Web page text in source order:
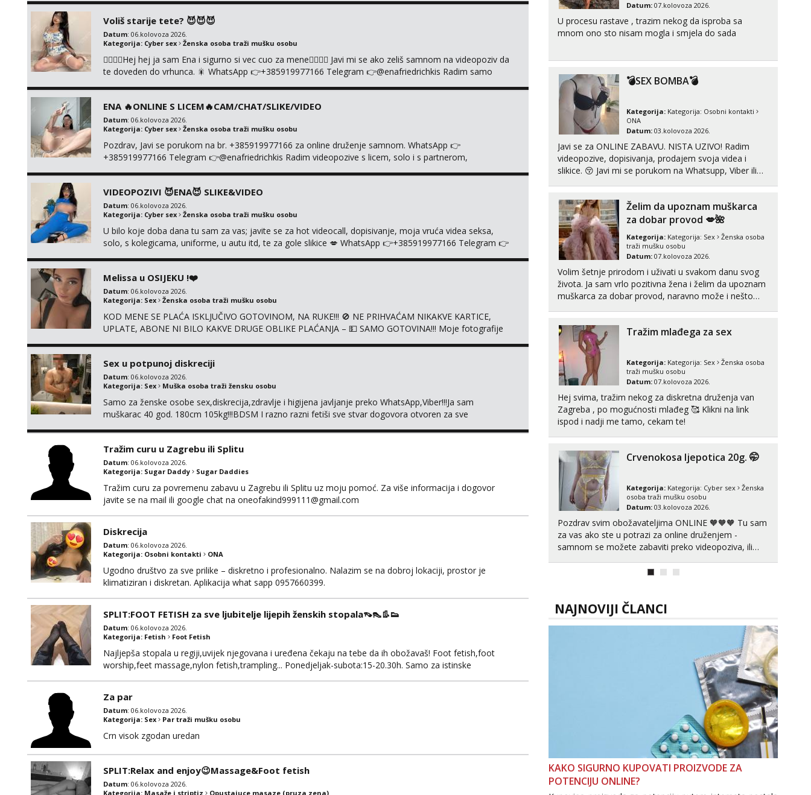
Voliš starije tete? 😈😈😈
Datum: 06.kolovoza 2026.
Kategorija: Cyber sex Ženska osoba traži mušku osobu
❤️‍🔥❤️‍🔥Hej hej ja sam Ena i sigurno si vec cuo za mene❤️‍🔥❤️‍🔥 Javi mi se ako zeliš samnom na videopoziv da
te doveden do vrhunca. 🎇 WhatsApp 👉+385919977166 Telegram 👉@enafriedrichkis Radim samo
ENA 🔥ONLINE S LICEM🔥CAM/CHAT/SLIKE/VIDEO
Datum: 06.kolovoza 2026.
Kategorija: Cyber sex Ženska osoba traži mušku osobu
Pozdrav, Javi se porukom na br. +385919977166 za online druženje samnom. WhatsApp 👉
+385919977166 Telegram 👉@enafriedrichkis Radim videopozive s licem, solo i s partnerom,
NIŠTA UŽI...
VIDEOPOZIVI 😈ENA😈 SLIKE&VIDEO
Datum: 06.kolovoza 2026.
Kategorija: Cyber sex Ženska osoba traži mušku osobu
U bilo koje doba dana tu sam za vas; javite se za hot videocall, dopisivanje, moja vruća videa seksa,
solo, s kolegicama, uniforme, u autu itd, te za gole slikice 💋 WhatsApp 👉+385919977166 Telegram 👉
Melissa u OSIJEKU !❤️
Datum: 06.kolovoza 2026.
Kategorija: Sex Ženska osoba traži mušku osobu
KOD MENE SE PLAĆA ISKLJUČIVO GOTOVINOM, NA RUKE!!! 🚫 NE PRIHVAĆAM NIKAKVE KARTICE,
UPLATE, ABONE NI BILO KAKVE DRUGE OBLIKE PLAĆANJA – 💵 SAMO GOTOVINA!!! Moje fotografije
Sex u potpunoj diskreciji
Datum: 06.kolovoza 2026.
Kategorija: Sex Muška osoba traži žensku osobu
Samo za ženske osobe sex,diskrecija,zdravlje i higijena javljanje preko WhatsApp,Viber!!!Ja sam
muškarac 40 god. 180cm 105kg!!!BDSM I razno razni fetiši sve stvar dogovora otvoren za sve
Tražim curu u Zagrebu ili Splitu
Datum: 06.kolovoza 2026.
Kategorija: Sugar Daddy Sugar Daddies
Tražim curu za povremenu zabavu u Zagrebu ili Splitu uz moju pomoć. Za više informacija i dogovor
javite se na mail ili google chat na oneofakind999111@gmail.com
Diskrecija
Datum: 06.kolovoza 2026.
Kategorija: Osobni kontakti ONA
Ugodno društvo za sve prilike – diskretno i profesionalno. Nalazim se na dobroj lokaciji, prostor je
klimatiziran i diskretan. Aplikacija what sapp 0957660399.
SPLIT:FOOT FETISH za sve ljubitelje lijepih ženskih stopala👡👠👢👟
Datum: 06.kolovoza 2026.
Kategorija: Fetish Foot Fetish
Najljepša stopala u regiji,uvijek njegovana i uređena čekaju na tebe da ih obožavaš! Foot fetish,foot
worship,feet massage,nylon fetish,trampling... Ponedjeljak-subota:15-20.30h. Samo za istinske
Za par
Datum: 06.kolovoza 2026.
Kategorija: Sex Par traži mušku osobu
Crn visok zgodan uredan
SPLIT:Relax and enjoy😉Massage&Foot fetish
Datum: 06.kolovoza 2026.
Kategorija: Masaže i striptiz Opustajuce masaze (pruza zena)
Čekam tvoj poziv!
Liliana
Čekam tvoj poziv!
Tel:
tel:0,93€ - mob:1,12€ min
Razgovaram :)
Tel: 064/677-677- Kod: #04
Biljana
Razgovaram :)
Tel: 064/677-677
- Kod: #132
tel:0,93€ - mob:1,12€ min
Vanesa
Razgovaram :)
tel:0,93€ - mob:1,12€ min
Obavijesti me kada se oslobodi
Čekam tvoj poziv!
tel:0,93€ - mob:1,12€ min
Ivančica
Tel: 064/677-677
- Kod: #108
tel:0,93€ - mob:1,12€ min
Anđela
Čekam tvoj poziv!
tel:0,93€ - mob:1,12€ min
Mira
Datum: 07.kolovoza 2026.
U procesu rastave , trazim nekog da isproba sa
mnom ono sto nisam mogla i smjela do sada
💣SEX BOMBA💣
Kategorija: Kategorija: Osobni kontakti
ONA
Datum: 03.kolovoza 2026.
Javi se za ONLINE ZABAVU. NISTA UZIVO! Radim
videopozive, dopisivanja, prodajem svoja videa i
slikice. 😚 Javi mi se porukom na Whatsupp, Viber ili
Želim da upoznam muškarca
za dobar provod 💋🌺
Kategorija: Kategorija: Sex
Ženska osoba
traži mušku osobu
Datum: 07.kolovoza 2026.
Volim šetnje prirodom i uživati u svakom danu svog
života. Ja sam vrlo pozitivna žena i želim da upoznam
muškarca za dobar provod, naravno može i nešto
Tražim mlađega za sex
Kategorija: Kategorija: Sex
Ženska osoba
traži mušku osobu
Datum: 07.kolovoza 2026.
Hej svima, tražim nekog za diskretna druženja van
Zagreba , po mogućnosti mlađeg 🥰 Klikni na link
ispod i nadji me tamo, cekam te!
Crvenokosa ljepotica 20g. 🤭
Kategorija: Kategorija: Cyber sex
Ženska
osoba traži mušku osobu
Datum: 03.kolovoza 2026.
Pozdrav svim obožavateljima ONLINE 🧡🧡🧡 Tu sam
za vas ako ste u potrazi za online druženjem -
samnom se možete zabaviti preko videopoziva, ili
kolegicama, svaka je drugačija 😉 Radim i vruća
NAJNOVIJI ČLANCI
KAKO SIGURNO KUPOVATI PROIZVODE ZA
POTENCIJU ONLINE?